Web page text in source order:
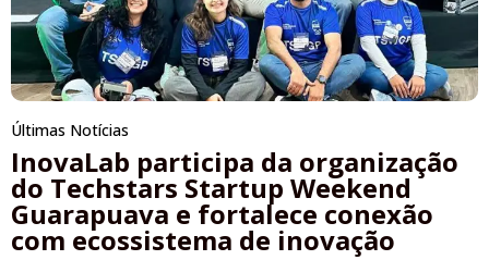
Últimas Notícias
InovaLab participa da organização
do Techstars Startup Weekend
Guarapuava e fortalece conexão
com ecossistema de inovação